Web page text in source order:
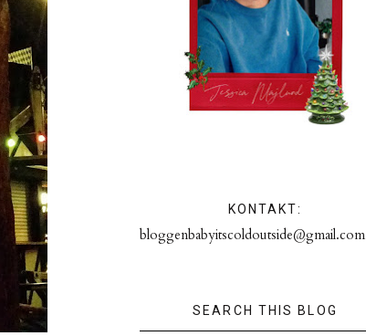
KONTAKT:
bloggenbabyitscoldoutside@gmail.com
SEARCH THIS BLOG